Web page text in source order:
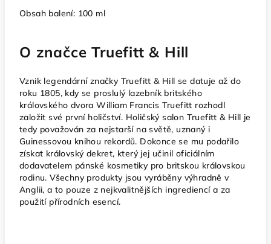
Obsah balení: 100 ml
O značce Truefitt & Hill
Vznik legendární značky Truefitt & Hill se datuje až do
roku 1805, kdy se proslulý lazebník britského
královského dvora William Francis Truefitt rozhodl
založit své první holičství. Holičský salon Truefitt & Hill je
tedy považován za nejstarší na světě, uznaný i
Guinessovou knihou rekordů. Dokonce se mu podařilo
získat královský dekret, který jej učinil oficiálním
dodavatelem pánské kosmetiky pro britskou královskou
rodinu. Všechny produkty jsou vyráběny výhradně v
Anglii, a to pouze z nejkvalitnějších ingrediencí a za
použití přírodních esencí.